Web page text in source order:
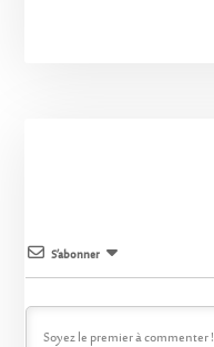
S’abonner